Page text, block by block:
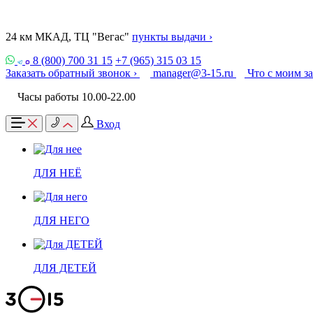
24 км МКАД, ТЦ "Вегас" пункты выдачи ›
8 (800) 700 31 15 +7 (965) 315 03 15
Заказать обратный звонок ›
manager@3-15.ru
Что с моим
Часы работы 10.00-22.00
Вход
ДЛЯ НЕЁ
ДЛЯ НЕГО
ДЛЯ ДЕТЕЙ